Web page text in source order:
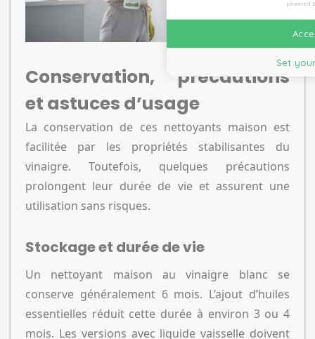
Conservation, précautions
et astuces d’usage
La conservation de ces nettoyants maison est
facilitée par les propriétés stabilisantes du
vinaigre. Toutefois, quelques précautions
prolongent leur durée de vie et assurent une
utilisation sans risques.
Stockage et durée de vie
Un nettoyant maison au vinaigre blanc se
conserve généralement 6 mois. L’ajout d’huiles
essentielles réduit cette durée à environ 3 ou 4
mois. Les versions avec liquide vaisselle doivent
powered
Set